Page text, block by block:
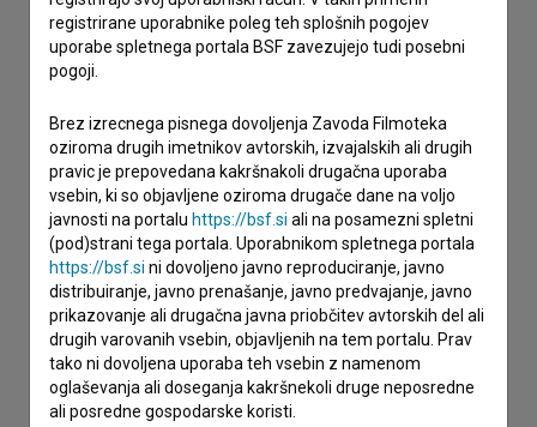
stik z uredništvom Baze slovenskih filmov. Veseli bomo vaših
odzivov.
prijavljam napako
želim dodati podatke
drugo
registrirane uporabnike poleg teh splošnih pogojev
uporabe spletnega portala BSF zavezujejo tudi posebni
pogoji.
Brez izrecnega pisnega dovoljenja Zavoda Filmoteka
oziroma drugih imetnikov avtorskih, izvajalskih ali drugih
pravic je prepovedana kakršnakoli drugačna uporaba
vsebin, ki so objavljene oziroma drugače dane na voljo
javnosti na portalu https://bsf.si ali na posamezni spletni
(pod)strani tega portala. Uporabnikom spletnega portala
https://bsf.si ni dovoljeno javno reproduciranje, javno
distribuiranje, javno prenašanje, javno predvajanje, javno
prikazovanje ali drugačna javna priobčitev avtorskih del ali
drugih varovanih vsebin, objavljenih na tem portalu. Prav
tako ni dovoljena uporaba teh vsebin z namenom
oglaševanja ali doseganja kakršnekoli druge neposredne
ali posredne gospodarske koristi.